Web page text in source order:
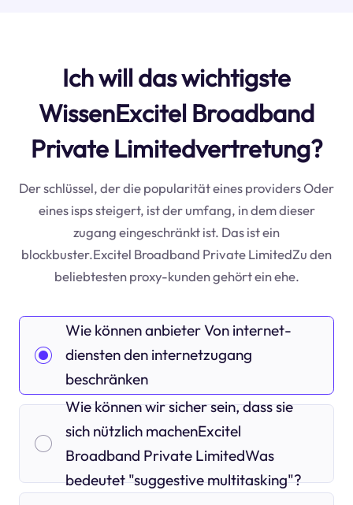
Ich will das wichtigste
WissenExcitel Broadband
Private Limitedvertretung?
Der schlüssel, der die popularität eines providers Oder
eines isps steigert, ist der umfang, in dem dieser
zugang eingeschränkt ist. Das ist ein
blockbuster.Excitel Broadband Private LimitedZu den
beliebtesten proxy-kunden gehört ein ehe.
Wie können anbieter Von internet-
diensten den internetzugang
beschränken
Wie können wir sicher sein, dass sie
sich nützlich machenExcitel
Broadband Private LimitedWas
bedeutet "suggestive multitasking"?